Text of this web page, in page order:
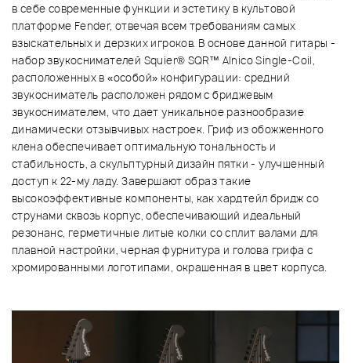
в себе современные функции и эстетику в культовой
платформе Fender, отвечая всем требованиям самых
взыскательных и дерзких игроков. В основе данной гитары -
набор звукоснимателей Squier® SQR™ Alnico Single-Coil,
расположенных в «особой» конфигурации: средний
звукосниматель расположен рядом с бриджевым
звукоснимателем, что дает уникальное разнообразие
динамически отзывчивых настроек. Гриф из обожженного
клена обеспечивает оптимальную тональность и
стабильность, а скульптурный дизайн пятки - улучшенный
доступ к 22-му ладу. Завершают образ такие
высокоэффективные компоненты, как хардтейл бридж со
струнами сквозь корпус, обеспечивающий идеальный
резонанс, герметичные литые колки со сплит валами для
плавной настройки, черная фурнитура и голова грифа с
хромированными логотипами, окрашенная в цвет корпуса.